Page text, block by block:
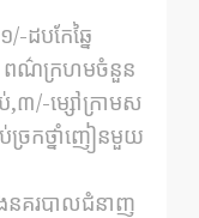
ដបកែឆ្នៃ
ពណ៌ក្រហមចំនួន
៣/-ម្សៅក្រាមស
រកថ្នាំញៀនមួយ
នគរបាលជំនាញ